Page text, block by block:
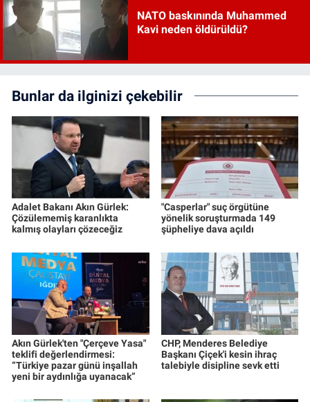
NATO baskınında Muhammed
Kavi neden öldürüldü?
Bunlar da ilginizi çekebilir
Adalet Bakanı Akın Gürlek:
Çözülememiş karanlıkta
kalmış olayları çözeceğiz
"Casperlar" suç örgütüne
yönelik soruşturmada 149
şüpheliye dava açıldı
Akın Gürlek'ten "Çerçeve Yasa"
teklifi değerlendirmesi:
“Türkiye pazar günü inşallah
yeni bir aydınlığa uyanacak”
CHP, Menderes Belediye
Başkanı Çiçek'i kesin ihraç
talebiyle disipline sevk etti